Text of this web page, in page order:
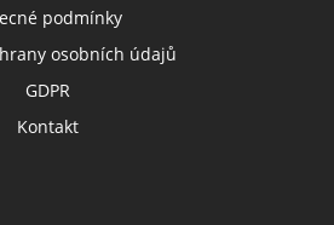
podmínky
osobních údajů
GDPR
Kontakt